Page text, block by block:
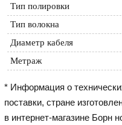
Тип полировки
Тип волокна
Диаметр кабеля
Метраж
* Информация о
поставки, стране
в интернет-магазине Борн